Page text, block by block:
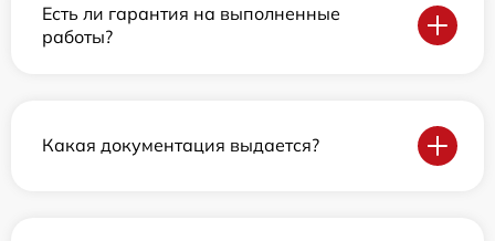
Есть ли гарантия на выполненные
работы?
Какая документация выдается?